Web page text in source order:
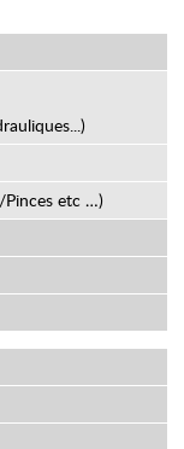
Pinces etc …)